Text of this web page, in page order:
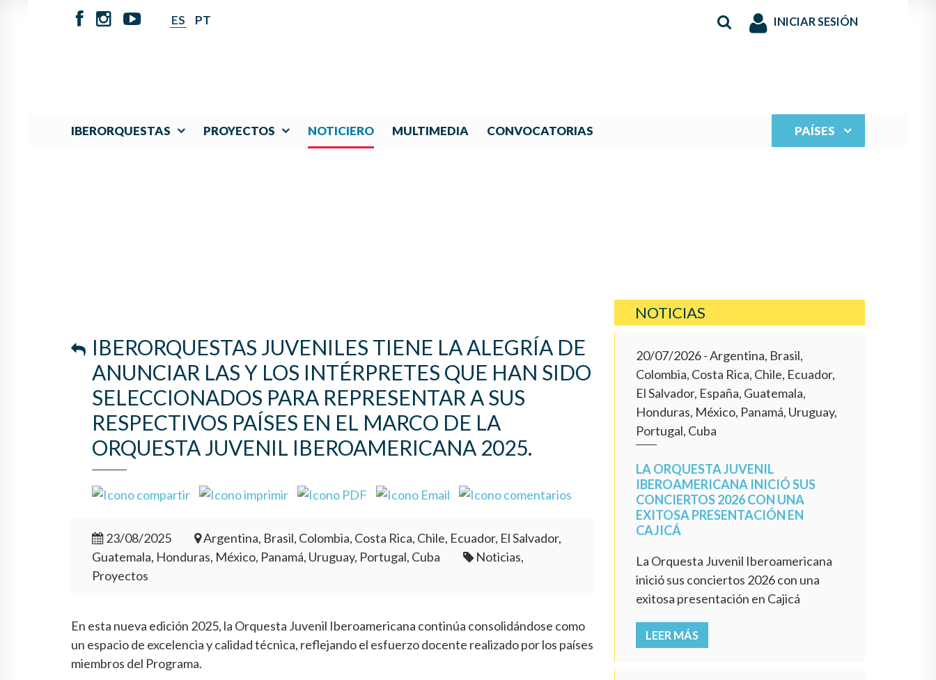
ES PT INICIAR SESIÓN
IBERORQUESTAS PROYECTOS NOTICIERO MULTIMEDIA CONVOCATORIAS PAÍSES
IBERORQUESTAS JUVENILES TIENE LA ALEGRÍA DE
ANUNCIAR LAS Y LOS INTÉRPRETES QUE HAN SIDO
SELECCIONADOS PARA REPRESENTAR A SUS
RESPECTIVOS PAÍSES EN EL MARCO DE LA
ORQUESTA JUVENIL IBEROAMERICANA 2025.
23/08/2025
Argentina, Brasil, Colombia, Costa Rica, Chile, Ecuador, El Salvador,
Guatemala, Honduras, México, Panamá, Uruguay, Portugal, Cuba
Noticias,
Proyectos
En esta nueva edición 2025, la Orquesta Juvenil Iberoamericana continúa consolidándose como
un espacio de excelencia y calidad técnica, reflejando el esfuerzo docente realizado por los países
miembros del Programa.
NOTICIAS
20/07/2026- Argentina, Brasil,
Colombia, Costa Rica, Chile, Ecuador,
El Salvador, España, Guatemala,
Honduras, México, Panamá, Uruguay,
Portugal, Cuba
LA ORQUESTA JUVENIL
IBEROAMERICANA INICIÓ SUS
CONCIERTOS 2026 CON UNA
EXITOSA PRESENTACIÓN EN
CAJICÁ
La Orquesta Juvenil Iberoamericana
inició sus conciertos 2026 con una
exitosa presentación en Cajicá
LEER MÁS